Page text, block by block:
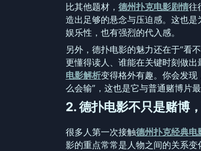
比其他题材， 德州扑克电影剧情往
造出足够的悬念与压迫感。这也
娱乐性，也有强烈的代入感。
另外，德扑电影的魅力还在于“看
更懂得读人、谁能在关键时刻做
电影解析变得格外有趣。你会发
么会输”，这也是它与普通赌博片最
2. 德扑电影不只是赌博
很多人第一次接触德州扑克经典电
影的重点常常是人物之间的关系